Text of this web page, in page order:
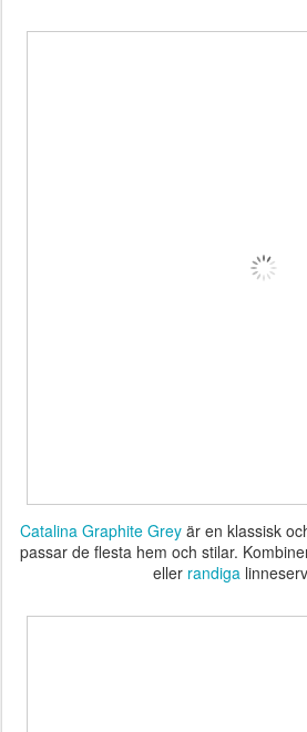
Catalina Graphite Greyär en klassisk
passar de flesta hem och stilar.
eller randiga